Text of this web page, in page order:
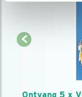
Ontvang 5 x